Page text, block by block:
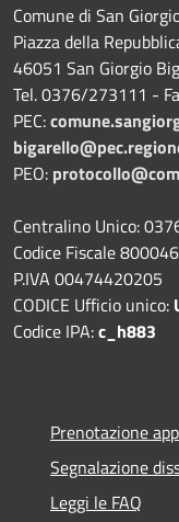
Comune di San
Piazza della
46051 San Giorgio
Tel. 0376/273111 -
PEC:
PEO:
Centralino Unico:
Codice Fiscale
P.IVA 00474420205
CODICE Ufficio unico:
Codice IPA:c_h883
Prenotazione
Segnalazione
Leggi le FAQ